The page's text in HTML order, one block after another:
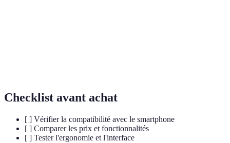
Checklist avant achat
[ ] Vérifier la compatibilité avec le smartphone
[ ] Comparer les prix et fonctionnalités
[ ] Tester l'ergonomie et l'interface